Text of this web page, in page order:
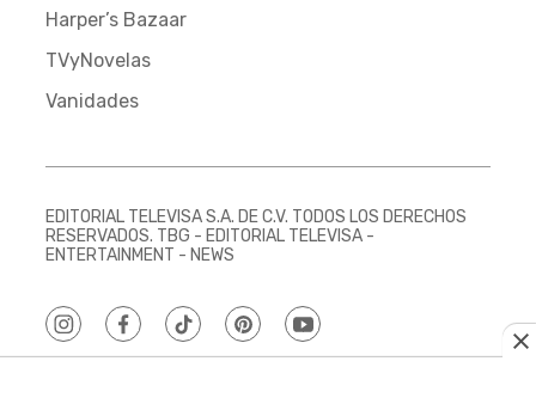
Harper’s Bazaar
TVyNovelas
Vanidades
EDITORIAL TELEVISA S.A. DE C.V. TODOS LOS DERECHOS
RESERVADOS. TBG - EDITORIAL TELEVISA -
ENTERTAINMENT - NEWS
instagramfacebooktiktokpinterestyoutube